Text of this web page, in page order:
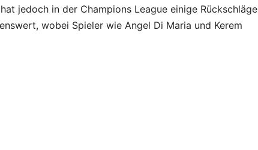
jedoch in der Champions League einige Rückschläge
wobei Spieler wie Angel Di Maria und Kerem